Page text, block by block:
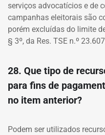
serviços advocatícios e de
campanhas eleitorais são
porém excluídas do limite
§ 3º, da Res. TSE n.º
28. Que tipo de
para fins de
no item anterior?
Podem ser utilizados